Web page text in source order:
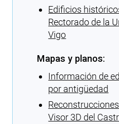
Edificios
Rectorado de la
Vigo
Mapas y planos:
Información de
por antigüedad
Visor 3D del